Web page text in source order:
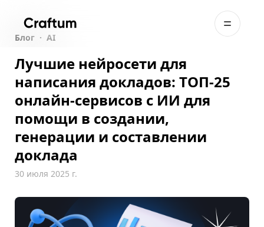
Блог · AI
Лучшие нейросети для
написания докладов: ТОП-25
онлайн-сервисов с ИИ для
помощи в создании,
генерации и составлении
доклада
30 июля 2025 г.